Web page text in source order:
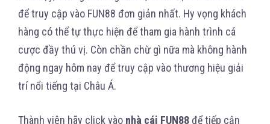
để truy cập vào FUN88 đơn giản nhất. Hy vọng khách
hàng có thể tự thực hiện để tham gia hành trình cá
cược đầy thú vị. Còn chần chừ gì nữa mà không hành
động ngay hôm nay để truy cập vào thương hiệu giải
trí nổi tiếng tại Châu Á.
Thành viên hãy click vào nhà cái FUN88để tiếp cận